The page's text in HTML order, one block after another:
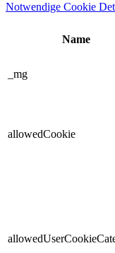
Notwendige Cookie
Name
_mg
allowedCookie